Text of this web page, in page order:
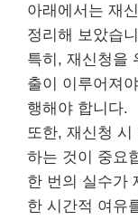
아래에서는 재
정리해 보았습
특히, 재신청을
출이 이루어져
행해야 합니다.
또한, 재신청
하는 것이 중요
한 번의 실수가
한 시간적 여유